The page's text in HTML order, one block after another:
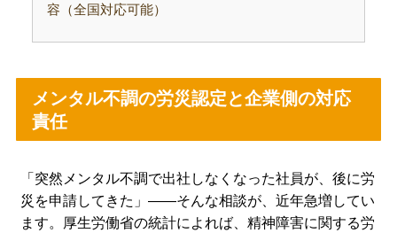
容（全国対応可能）
メンタル不調の労災認定と企業側の対応
責任
「突然メンタル不調で出社しなくなった社員が、後に労
災を申請してきた」――そんな相談が、近年急増してい
ます。厚生労働省の統計によれば、精神障害に関する労